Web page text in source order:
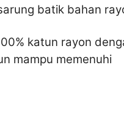
batik bahan
katun rayon
mampu memenuhi